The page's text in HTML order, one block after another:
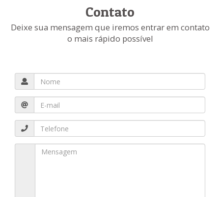
Contato
Deixe sua mensagem que iremos entrar em contato
o mais rápido possível